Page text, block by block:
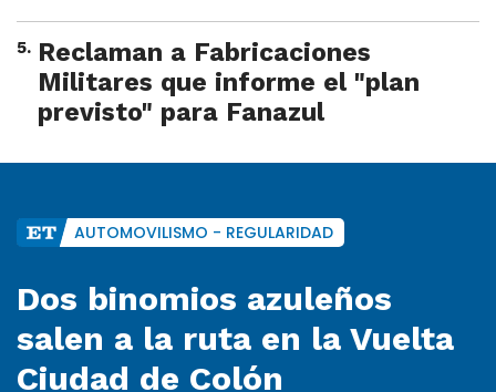
5. Reclaman a Fabricaciones
Militares que informe el "plan
previsto" para Fanazul
AUTOMOVILISMO - REGULARIDAD
Dos binomios azuleños
salen a la ruta en la Vuelta
Ciudad de Colón